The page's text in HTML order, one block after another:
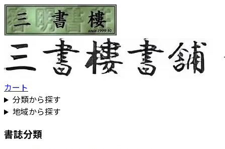
カート
分類から探す
地域から探す
書誌分類